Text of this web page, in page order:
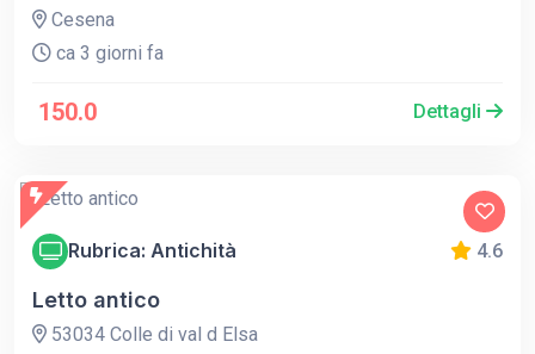
Cesena
ca 3 giorni fa
150.0 Dettagli
Rubrica: Antichità 4.6
Letto antico
53034 Colle di val d Elsa